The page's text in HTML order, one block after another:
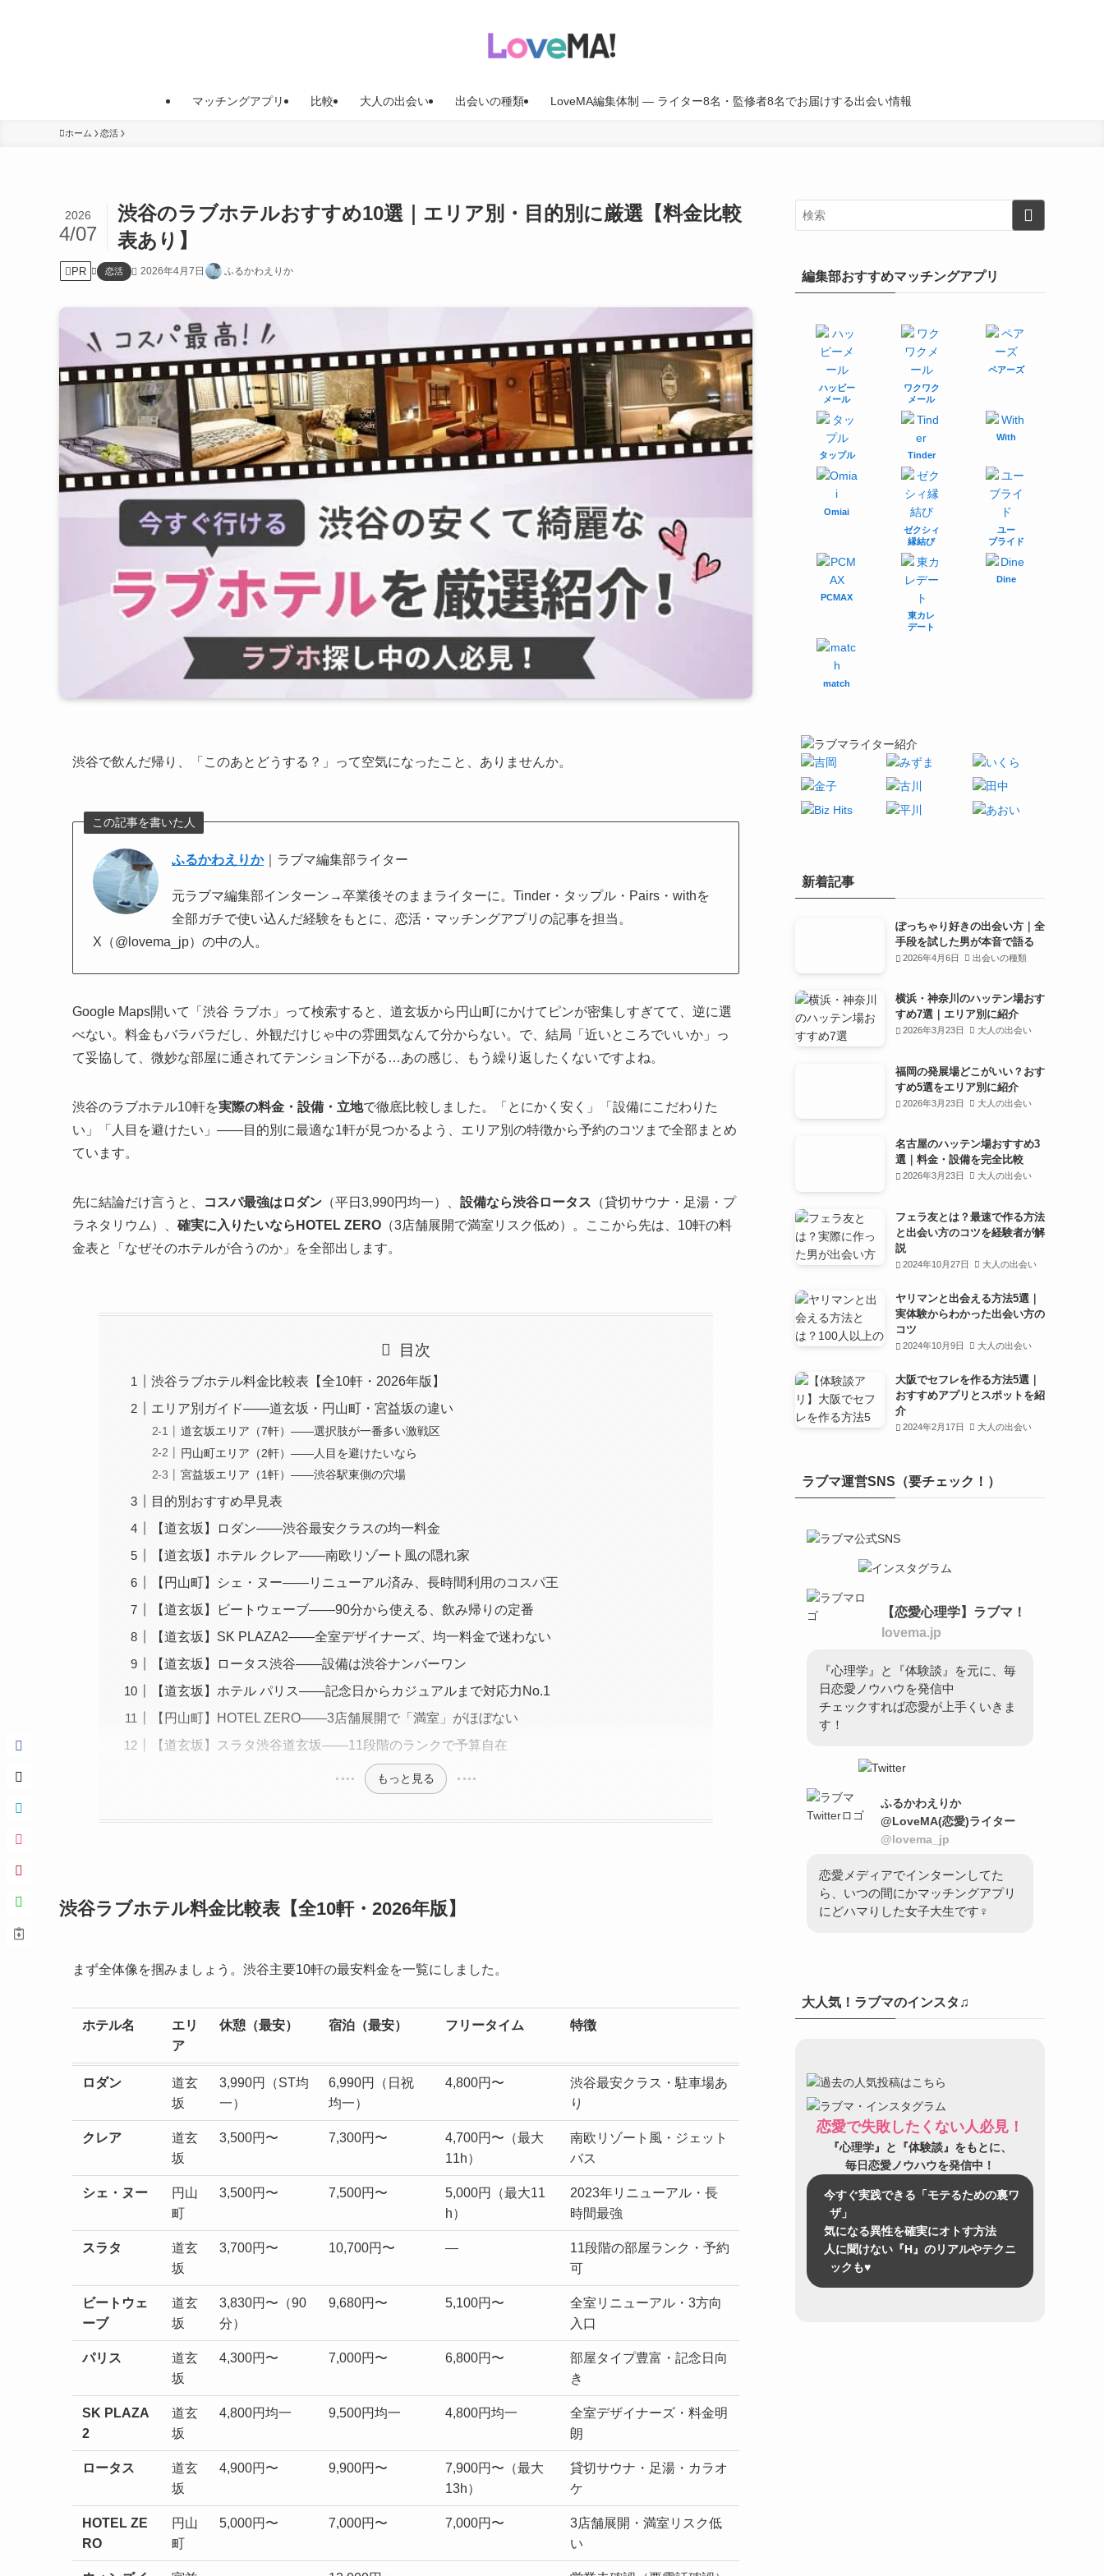
マッチングアプリ 比較 大人の出会い 出会いの種類 LoveMA編集体制 — ライター8名・監修者8名でお届けする出会い情報
ホーム 恋活
渋谷のラブホテルおすすめ10選｜エリア別・目的別に厳選【料金比較
表あり】
2026
4/07
PR 恋活 2026年4月7日 ふるかわえりか
渋谷で飲んだ帰り、「このあとどうする？」って空気になったこと、ありませんか。
この記事を書いた人
ふるかわえりか｜ラブマ編集部ライター
元ラブマ編集部インターン→卒業後そのままライターに。Tinder・タップル・Pairs・withを
全部ガチで使い込んだ経験をもとに、恋活・マッチングアプリの記事を担当。
X（@lovema_jp）の中の人。
Google Maps開いて「渋谷 ラブホ」って検索すると、道玄坂から円山町にかけてピンが密集しすぎてて、逆に選
べない。料金もバラバラだし、外観だけじゃ中の雰囲気なんて分からない。で、結局「近いところでいいか」っ
て妥協して、微妙な部屋に通されてテンション下がる…あの感じ、もう繰り返したくないですよね。
渋谷のラブホテル10軒を実際の料金・設備・立地で徹底比較しました。「とにかく安く」「設備にこだわりた
い」「人目を避けたい」――目的別に最適な1軒が見つかるよう、エリア別の特徴から予約のコツまで全部まとめ
ています。
先に結論だけ言うと、 コスパ最強はロダン （平日3,990円均一）、 設備なら渋谷ロータス （貸切サウナ・足湯・プ
ラネタリウム）、 確実に入りたいならHOTEL ZERO （3店舗展開で満室リスク低め）。ここから先は、10軒の料
金表と「なぜそのホテルが合うのか」を全部出します。
目次
渋谷ラブホテル料金比較表【全10軒・2026年版】
エリア別ガイド――道玄坂・円山町・宮益坂の違い
道玄坂エリア（7軒）――選択肢が一番多い激戦区
円山町エリア（2軒）――人目を避けたいなら
宮益坂エリア（1軒）――渋谷駅東側の穴場
目的別おすすめ早見表
【道玄坂】ロダン――渋谷最安クラスの均一料金
【道玄坂】ホテル クレア――南欧リゾート風の隠れ家
【円山町】シェ・ヌー――リニューアル済み、長時間利用のコスパ王
【道玄坂】ビートウェーブ――90分から使える、飲み帰りの定番
【道玄坂】SK PLAZA2――全室デザイナーズ、均一料金で迷わない
【道玄坂】ロータス渋谷――設備は渋谷ナンバーワン
【道玄坂】ホテル パリス――記念日からカジュアルまで対応力No.1
【円山町】HOTEL ZERO――3店舗展開で「満室」がほぼない
【道玄坂】スラタ渋谷道玄坂――11段階のランクで予算自在
もっと見る
渋谷ラブホテル料金比較表【全10軒・2026年版】
まず全体像を掴みましょう。渋谷主要10軒の最安料金を一覧にしました。
ホテル名
エリ
ア
休憩（最安） 宿泊（最安） フリータイム 特徴
ロダン
道玄
坂
3,990円（ST均
一）
6,990円（日祝
均一）
4,800円〜
渋谷最安クラス・駐車場あ
り
クレア
道玄
坂
3,500円〜 7,300円〜
4,700円〜（最大
11h）
南欧リゾート風・ジェット
バス
シェ・ヌー
円山
町
3,500円〜 7,500円〜
5,000円（最大11
h）
2023年リニューアル・長
時間最強
スラタ
道玄
坂
3,700円〜 10,700円〜 ―
11段階の部屋ランク・予約
可
ビートウェ
ーブ
道玄
坂
3,830円〜（90
分）
9,680円〜 5,100円〜
全室リニューアル・3方向
入口
パリス
道玄
坂
4,300円〜 7,000円〜 6,800円〜
部屋タイプ豊富・記念日向
き
SK PLAZA
2
道玄
坂
4,800円均一 9,500円均一 4,800円均一
全室デザイナーズ・料金明
朗
ロータス
道玄
坂
4,900円〜 9,900円〜
7,900円〜（最大
13h）
貸切サウナ・足湯・カラオ
ケ
HOTEL ZE
RO
円山
町
5,000円〜 7,000円〜 7,000円〜
3店舗展開・満室リスク低
い
編集部おすすめマッチングアプリ
ハッピー
メール
ワクワク
メール
ペアーズ
タップル Tinder
With
Omiai
ゼクシィ
縁結び
ユー
ブライド
PCMAX
東カレ
デート
Dine
match
新着記事
ぽっちゃり好きの出会い方｜全
手段を試した男が本音で語る
2026年4月6日 出会いの種類
横浜・神奈川のハッテン場おす
すめ7選｜エリア別に紹介
2026年3月23日 大人の出会い
福岡の発展場どこがいい？おす
すめ5選をエリア別に紹介
2026年3月23日 大人の出会い
名古屋のハッテン場おすすめ3
選｜料金・設備を完全比較
2026年3月23日 大人の出会い
フェラ友とは？最速で作る方法
と出会い方のコツを経験者が解
説
2024年10月27日 大人の出会い
ヤリマンと出会える方法5選｜
実体験からわかった出会い方の
コツ
2024年10月9日 大人の出会い
大阪でセフレを作る方法5選｜
おすすめアプリとスポットを紹
介
2024年2月17日 大人の出会い
ラブマ運営SNS（要チェック！）
【恋愛心理学】ラブマ！
lovema.jp
『心理学』と『体験談』を元に、毎
日恋愛ノウハウを発信中
チェックすれば恋愛が上手くいきま
す！
ふるかわえりか
@LoveMA(恋愛)ライター
@lovema_jp
恋愛メディアでインターンしてた
ら、いつの間にかマッチングアプリ
にどハマりした女子大生です♀
大人気！ラブマのインスタ♫
恋愛で失敗したくない人必見！
『心理学』と『体験談』をもとに、
毎日恋愛ノウハウを発信中！
今すぐ実践できる「モテるための裏ワ
ザ」
気になる異性を確実にオトす方法
人に聞けない『H』のリアルやテクニ
ックも♥